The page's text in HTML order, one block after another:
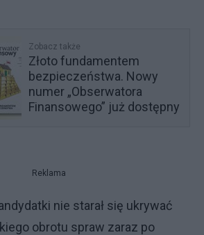
Zobacz także
Złoto fundamentem
bezpieczeństwa. Nowy
numer „Obserwatora
Finansowego” już dostępny
Reklama
nie starał się ukrywać
obrotu spraw zaraz po